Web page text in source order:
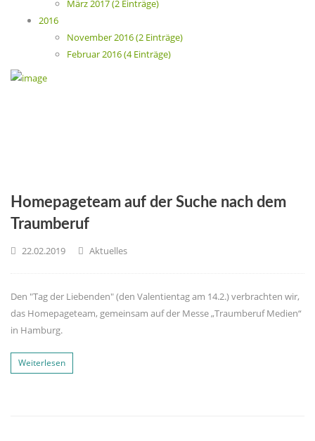
März 2017 (2 Einträge)
2016
November 2016 (2 Einträge)
Februar 2016 (4 Einträge)
Homepageteam auf der Suche nach dem
Traumberuf
22.02.2019 Aktuelles
Den "Tag der Liebenden" (den Valentientag am 14.2.) verbrachten wir,
das Homepageteam, gemeinsam auf der Messe „Traumberuf Medien“
in Hamburg.
Weiterlesen